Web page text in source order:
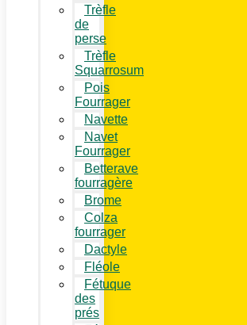
Trèfle
de
perse
Trèfle
Squarrosum
Pois
Fourrager
Navette
Navet
Fourrager
Betterave
fourragère
Brome
Colza
fourrager
Dactyle
Fléole
Fétuque
des
prés